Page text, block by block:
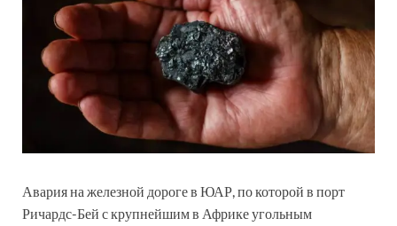
Авария на железной дороге в ЮАР, по которой в порт
Ричардс-Бей с крупнейшим в Африке угольным